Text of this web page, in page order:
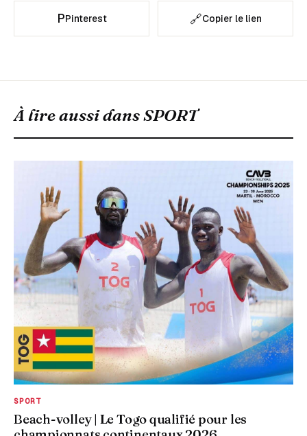
PPinterest 🔗Copier le lien
À lire aussi dansSPORT
SPORT
Beach-volley | Le Togo qualifié pour les